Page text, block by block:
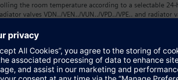
the room temperature according to a selectable
valves VDN../VEN../VUN../VPD../VPE.. and
MNG, TA-Typ TBV-C, Junkers).